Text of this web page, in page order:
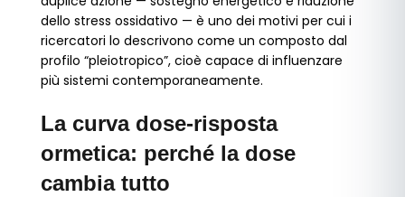
dello stress ossidativo — è uno dei motivi per cui i
ricercatori lo descrivono come un composto dal
profilo “pleiotropico”, cioè capace di influenzare
più sistemi contemporaneamente.
La curva dose-risposta
ormetica: perché la dose
cambia tutto